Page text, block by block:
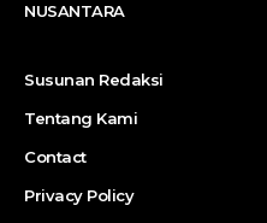
NUSANTARA
Susunan Redaksi
Tentang Kami
Contact
Privacy Policy